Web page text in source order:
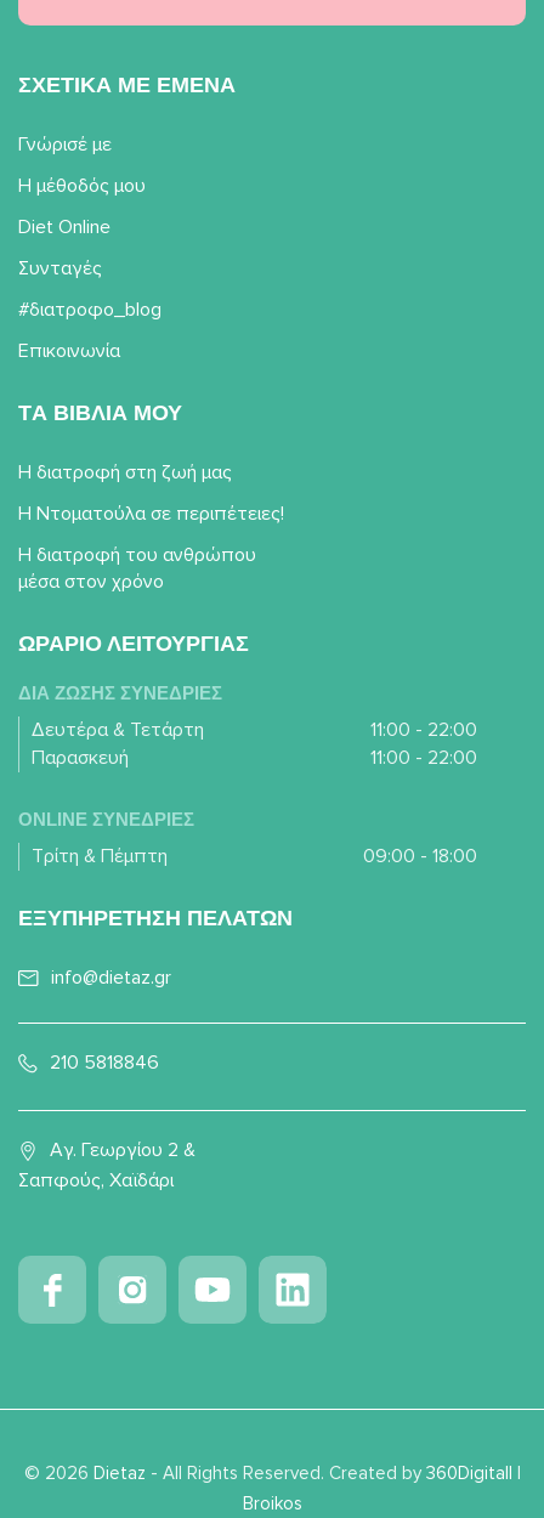
ΣΧΕΤΙΚΑ ΜΕ ΕΜΕΝΑ
Γνώρισέ με
Η μέθοδός μου
Diet Online
Συνταγές
#διατροφο_blog
Επικοινωνία
TΑ ΒΙΒΛΙΑ ΜΟΥ
Η διατροφή στη ζωή μας
Η Ντοματούλα σε περιπέτειες!
Η διατροφή του ανθρώπου
μέσα στον χρόνο
ΩΡΑΡΙΟ ΛΕΙΤΟΥΡΓΙΑΣ
ΔΙΑ ΖΩΣΗΣ ΣΥΝΕΔΡΙΕΣ
Δευτέρα & Τετάρτη
11:00 - 22:00
Παρασκευή
11:00 - 22:00
ONLINE ΣΥΝΕΔΡΙΕΣ
Τρίτη & Πέμπτη 09:00 - 18:00
ΕΞΥΠΗΡΕΤΗΣΗ ΠΕΛΑΤΩΝ
info@dietaz.gr
210 5818846
Αγ. Γεωργίου 2 &
Σαπφούς, Χαϊδάρι
© 2026 Dietaz - All Rights Reserved. Created by 360Digitall |
Broikos